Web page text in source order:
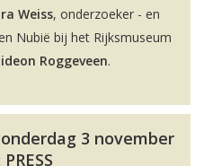
Weiss, onderzoeker - en
Nubië bij het Rijksmuseum
Roggeveen.
3 november